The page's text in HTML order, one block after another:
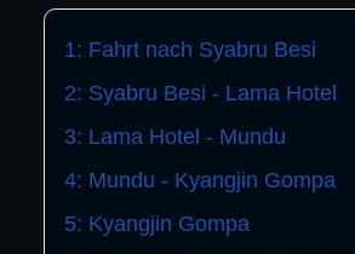
1: Fahrt nach Syabru Besi
2: Syabru Besi - Lama Hotel
3: Lama Hotel - Mundu
4: Mundu - Kyangjin Gompa
5: Kyangjin Gompa